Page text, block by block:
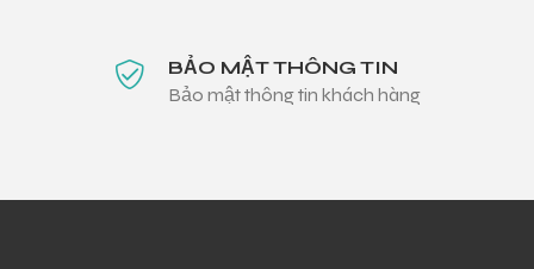
BẢO MẬT THÔNG TIN
Bảo mật thông tin khách hàng